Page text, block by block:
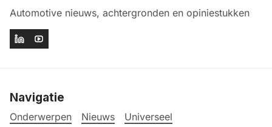
Automotive nieuws, achtergronden en opiniestukken
Navigatie
Onderwerpen Nieuws
Universeel